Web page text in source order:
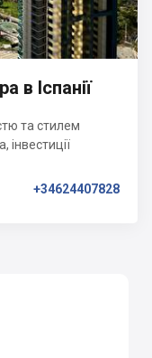
в Іспанії
та стилем
інвестиції
+34624407828